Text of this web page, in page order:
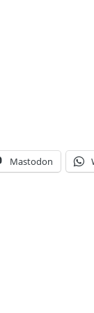
Mastodon